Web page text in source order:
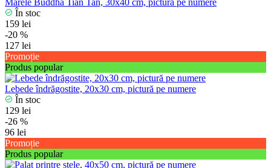
Marele Buddha Tian Tan, 30x40 cm, pictură pe numere
În stoc
159 lei
-20 %
127 lei
Promoție
Produs popular
Lebede îndrăgostite, 20x30 cm, pictură pe numere
În stoc
129 lei
-26 %
96 lei
Promoție
Produs popular